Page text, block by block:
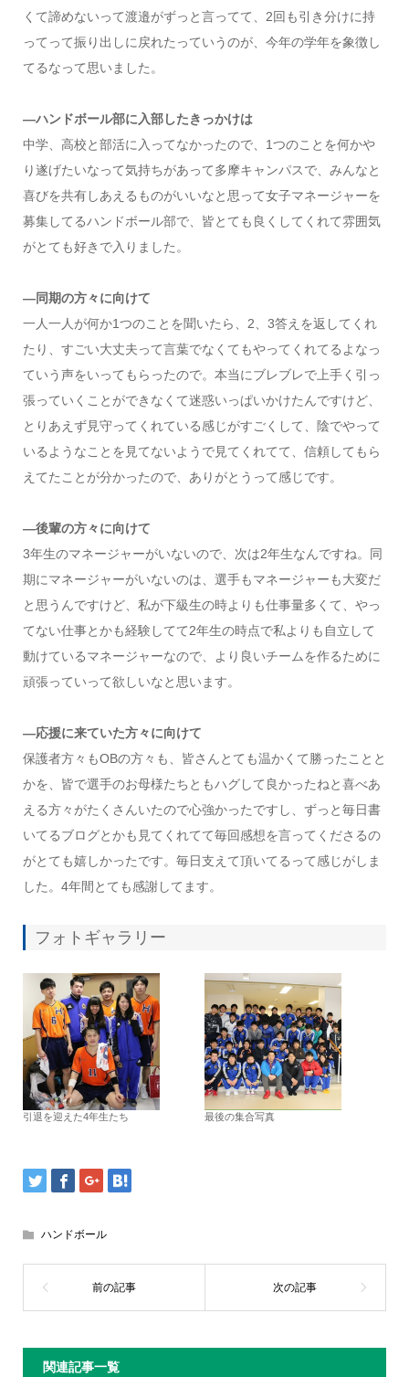
くて諦めないって渡邉がずっと言ってて、2回も引き分けに持
ってって振り出しに戻れたっていうのが、今年の学年を象徴し
てるなって思いました。
―ハンドボール部に入部したきっかけは
中学、高校と部活に入ってなかったので、1つのことを何かや
り遂げたいなって気持ちがあって多摩キャンパスで、みんなと
喜びを共有しあえるものがいいなと思って女子マネージャーを
募集してるハンドボール部で、皆とても良くしてくれて雰囲気
がとても好きで入りました。
―同期の方々に向けて
一人一人が何か1つのことを聞いたら、2、3答えを返してくれ
たり、すごい大丈夫って言葉でなくてもやってくれてるよなっ
ていう声をいってもらったので。本当にブレブレで上手く引っ
張っていくことができなくて迷惑いっぱいかけたんですけど、
とりあえず見守ってくれている感じがすごくして、陰でやって
いるようなことを見てないようで見てくれてて、信頼してもら
えてたことが分かったので、ありがとうって感じです。
―後輩の方々に向けて
3年生のマネージャーがいないので、次は2年生なんですね。同
期にマネージャーがいないのは、選手もマネージャーも大変だ
と思うんですけど、私が下級生の時よりも仕事量多くて、やっ
てない仕事とかも経験してて2年生の時点で私よりも自立して
動けているマネージャーなので、より良いチームを作るために
頑張っていって欲しいなと思います。
―応援に来ていた方々に向けて
保護者方々もOBの方々も、皆さんとても温かくて勝ったことと
かを、皆で選手のお母様たちともハグして良かったねと喜べあ
える方々がたくさんいたので心強かったですし、ずっと毎日書
いてるブログとかも見てくれてて毎回感想を言ってくださるの
がとても嬉しかったです。毎日支えて頂いてるって感じがしま
した。4年間とても感謝してます。
フォトギャラリー
引退を迎えた4年生たち 最後の集合写真
ハンドボール
関連記事一覧